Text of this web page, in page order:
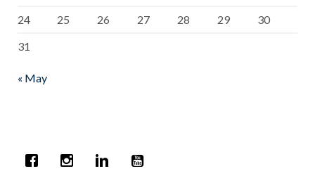
24
25 26 27 28 29
30
31
« May